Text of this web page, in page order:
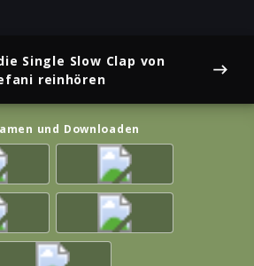
Single Slow Clap von
reinhören
und Downloaden